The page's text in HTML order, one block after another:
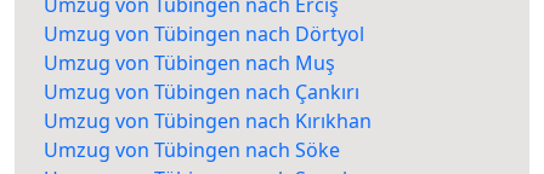
Umzug von Tübingen nach Dörtyol
Umzug von Tübingen nach Muş
Umzug von Tübingen nach Çankırı
Umzug von Tübingen nach Kırıkhan
Umzug von Tübingen nach Söke